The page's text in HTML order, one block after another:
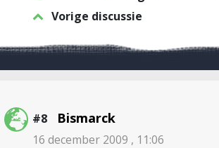
Vorige discussie
#8 Bismarck
16 december 2009 , 11:06